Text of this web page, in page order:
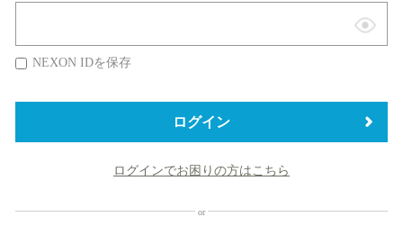
表
替
NEXON IDを保存
ログイン
ログインでお困りの方はこちら